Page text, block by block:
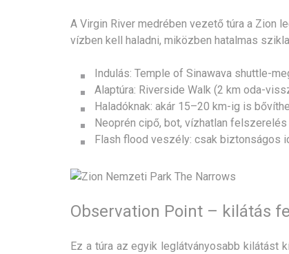
A Virgin River medrében vezető túra a Zion
vízben kell haladni, miközben hatalmas
Indulás: Temple of Sinawava shuttle-
Alaptúra: Riverside Walk (2 km oda-
Haladóknak: akár 15–20 km-ig is
Neoprén cipő, bot, vízhatlan
Flash flood veszély: csak biztonságos
Observation Point – kilátás
Ez a túra az egyik leglátványosabb kilátást